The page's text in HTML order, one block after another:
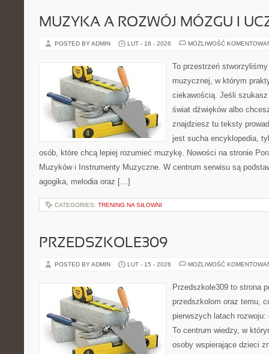
MUZYKA A ROZWÓJ MÓZGU I
POSTED BY ADMIN LUT - 16 - 2026 MOŻLIWOŚĆ
To przestrzeń
muzycznej, w którym
ciekawością. Jeśli
świat dźwięków albo
znajdziesz tu teksty
jest sucha encyklopedia,
osób, które chcą lepiej rozumieć muzykę. Nowości na stronie
Muzyków i Instrumenty Muzyczne. W centrum serwisu są
agogika, melodia oraz […]
CATEGORIES: TRENING NA SIŁOWNI
PRZEDSZKOLE309
POSTED BY ADMIN LUT - 15 - 2026 MOŻLIWOŚĆ
Przedszkole309 to strona
przedszkolom oraz temu,
pierwszych latach
To centrum wiedzy, w
osoby wspierające dzieci